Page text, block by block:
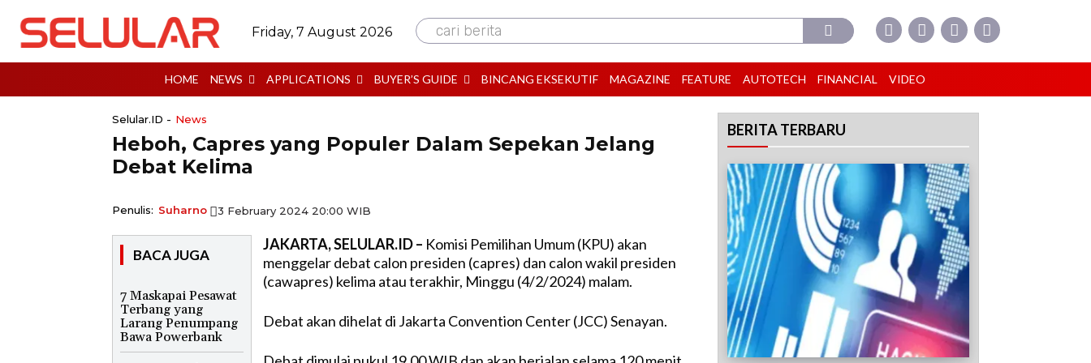
Friday, 7 August 2026 cari berita
HOME NEWS APPLICATIONS BUYER’S GUIDE BINCANG EKSEKUTIF MAGAZINE FEATURE AUTOTECH FINANCIAL VIDEO
Selular.ID - News
Heboh, Capres yang Populer Dalam Sepekan Jelang
Debat Kelima
Penulis: Suharno 3 February 2024 20:00 WIB
BACA JUGA
7 Maskapai Pesawat
Terbang yang
Larang Penumpang
Bawa Powerbank
JAKARTA, SELULAR.ID – Komisi Pemilihan Umum (KPU) akan
menggelar debat calon presiden (capres) dan calon wakil presiden
(cawapres) kelima atau terakhir, Minggu (4/2/2024) malam.
Debat akan dihelat di Jakarta Convention Center (JCC) Senayan.
BERITA TERBARU